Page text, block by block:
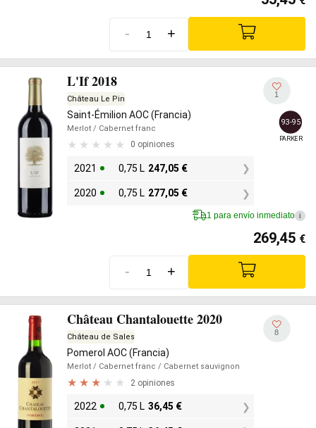
- +
L'If 2018
Château Le Pin
Saint-Émilion AOC (Francia)
Merlot / Cabernet franc
0 opiniones
2021 0,75 L 247,05 €
2020 0,75 L 277,05 €
1
93-95
PARKER
1 para envío inmediato i
269,45 €
- +
Château Chantalouette 2020
Château de Sales
Pomerol AOC (Francia)
Merlot / Cabernet franc / Cabernet sauvignon
2 opiniones
2022 0,75 L 36,45 €
8